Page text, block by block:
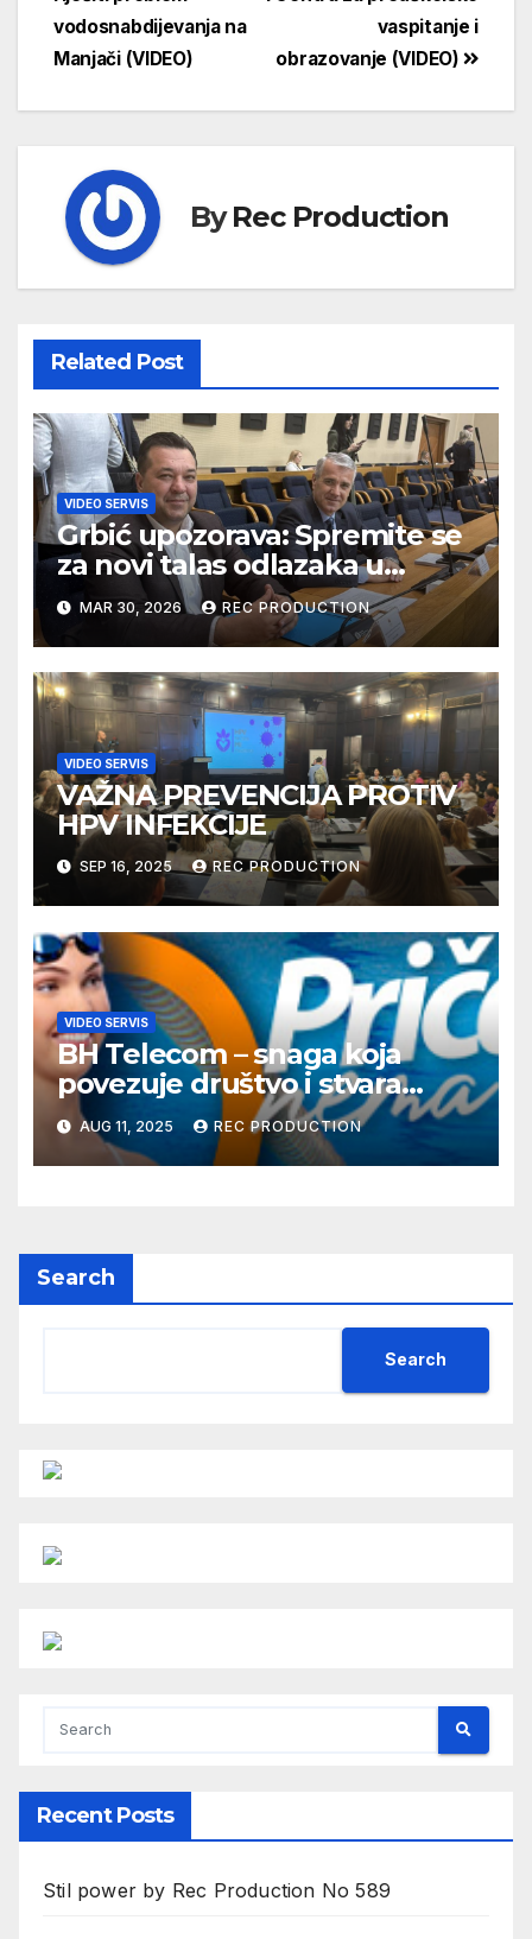
vaspitanje i
obrazovanje (VIDEO)
vodosnabdijevanja na
Manjači (VIDEO)
ByRec Production
Related Post
VIDEO SERVIS
Grbić upozorava: Spremite se
za novi talas odlazaka u
Njemačku
MAR 30, 2026 REC PRODUCTION
VIDEO SERVIS
VAŽNA PREVENCIJA PROTIV
HPV INFEKCIJE
SEP 16, 2025 REC PRODUCTION
VIDEO SERVIS
BH Telecom – snaga koja
povezuje društvo i stvara
dobre priče
AUG 11, 2025 REC PRODUCTION
Search
Search
Recent Posts
Stil power by Rec Production No 589